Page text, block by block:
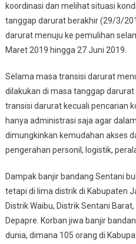
koordinasi dan melihat situasi
tanggap darurat berakhir (29/3/
darurat menuju ke pemulihan
Maret 2019 hingga 27 Juni 2019.
Selama masa transisi darurat
dilakukan di masa tanggap
transisi darurat kecuali pencarian
hanya administrasi saja agar
dimungkinkan kemudahan akses
pengerahan personil, logistik,
Dampak banjir bandang Sentani
tetapi di lima distrik di Kabupaten
Distrik Waibu, Distrik Sentani
Depapre. Korban jiwa banjir
dunia, dimana 105 orang di